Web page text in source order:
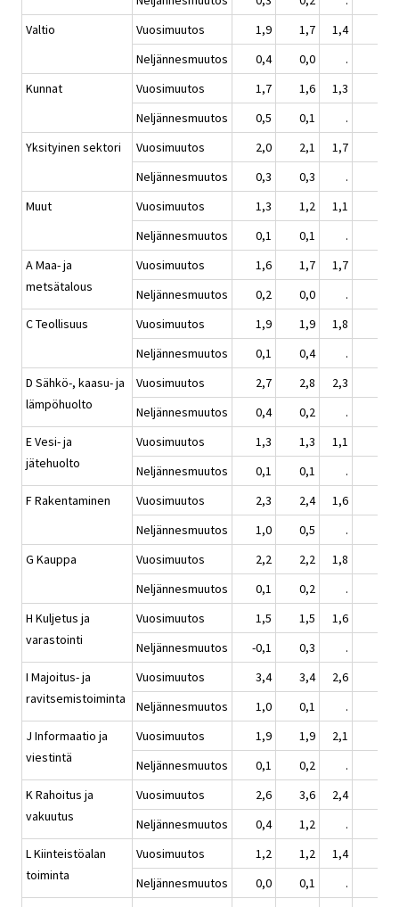
Valtio
Vuosimuutos 1,9 1,7 1,4
Neljännesmuutos
0,4 0,0 .
Kunnat
Vuosimuutos 1,7 1,6 1,3
Neljännesmuutos
0,5 0,1 .
Yksityinen sektori
Vuosimuutos 2,0 2,1 1,7
Neljännesmuutos
0,3 0,3 .
Muut
Vuosimuutos 1,3 1,2 1,1
Neljännesmuutos
0,1 0,1 .
A Maa- ja
metsätalous
Vuosimuutos 1,6 1,7 1,7
Neljännesmuutos
0,2 0,0 .
C Teollisuus
Vuosimuutos 1,9 1,9 1,8
Neljännesmuutos
0,1 0,4 .
D Sähkö-, kaasu- ja
lämpöhuolto
Vuosimuutos 2,7 2,8 2,3
Neljännesmuutos
0,4 0,2 .
E Vesi- ja
jätehuolto
Vuosimuutos 1,3 1,3 1,1
Neljännesmuutos
0,1 0,1 .
F Rakentaminen
Vuosimuutos 2,3 2,4 1,6
Neljännesmuutos
1,0 0,5 .
G Kauppa
Vuosimuutos 2,2 2,2 1,8
Neljännesmuutos
0,1 0,2 .
H Kuljetus ja
varastointi
Vuosimuutos 1,5 1,5 1,6
Neljännesmuutos
-0,1 0,3 .
I Majoitus- ja
ravitsemistoiminta
Vuosimuutos 3,4 3,4 2,6
Neljännesmuutos
1,0 0,1 .
J Informaatio ja
viestintä
Vuosimuutos 1,9 1,9 2,1
Neljännesmuutos
0,1 0,2 .
K Rahoitus ja
vakuutus
Vuosimuutos 2,6 3,6 2,4
Neljännesmuutos
0,4 1,2 .
L Kiinteistöalan
toiminta
Vuosimuutos 1,2 1,2 1,4
Neljännesmuutos
0,0 0,1 .